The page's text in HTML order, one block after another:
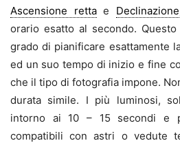
Ascensione rettae Declinazione
orario esatto al secondo.
grado di pianificare esattamente
ed un suo tempo di inizio e fine
che il tipo di fotografia impone.
durata simile. I più luminosi,
intorno ai 10 – 15 secondi e
compatibili con astri o vedute